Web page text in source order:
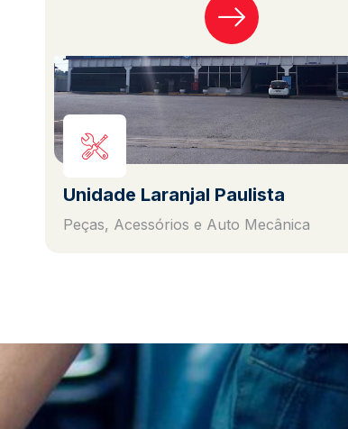
Unidade Laranjal Paulista
Peças, Acessórios e Auto Mecânica